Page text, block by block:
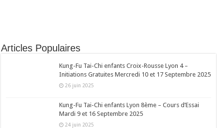
Articles Populaires
Kung-Fu Tai-Chi enfants Croix-Rousse Lyon 4 –
Initiations Gratuites Mercredi 10 et 17 Septembre 2025
26 juin 2025
Kung-Fu Tai-Chi enfants Lyon 8ème – Cours d’Essai
Mardi 9 et 16 Septembre 2025
24 juin 2025